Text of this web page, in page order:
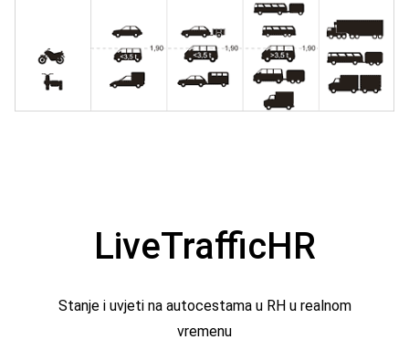
LiveTrafficHR
Stanje i uvjeti na autocestama u RH u realnom
vremenu